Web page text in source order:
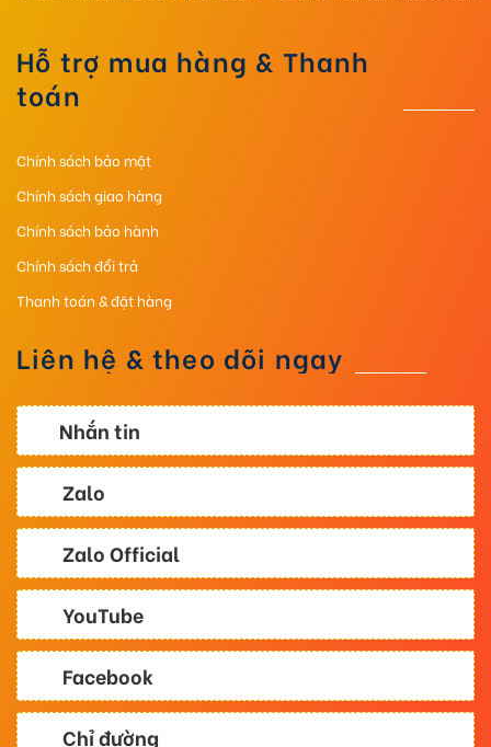
Hỗ trợ mua hàng & Thanh
toán
Chính sách bảo mật
Chính sách giao hàng
Chính sách bảo hành
Chính sách đổi trả
Thanh toán & đặt hàng
Liên hệ & theo dõi ngay
Nhắn tin
Zalo
Zalo Official
YouTube
Facebook
Chỉ đường